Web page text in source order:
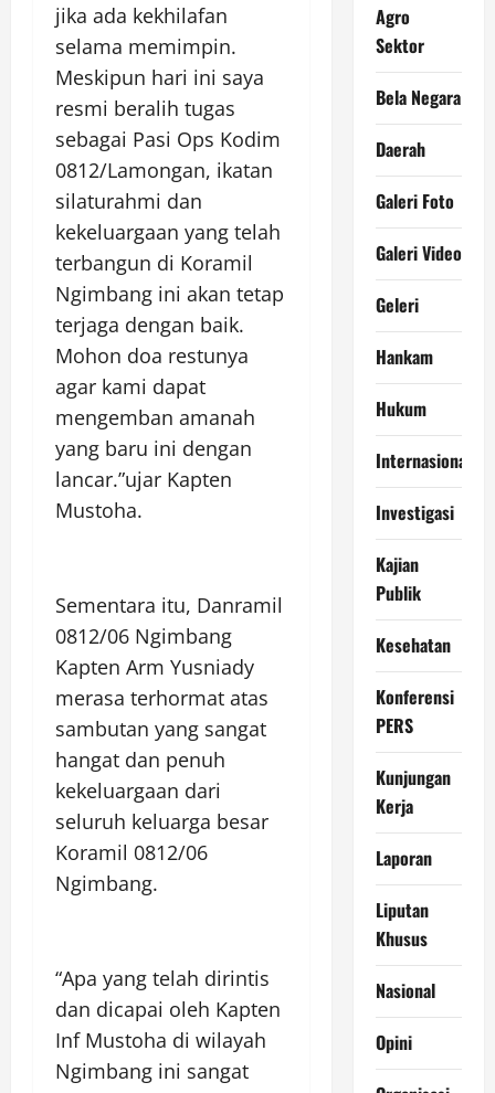
jika ada kekhilafan
selama memimpin.
Meskipun hari ini saya
resmi beralih tugas
sebagai Pasi Ops Kodim
0812/Lamongan, ikatan
silaturahmi dan
kekeluargaan yang telah
terbangun di Koramil
Ngimbang ini akan tetap
terjaga dengan baik.
Mohon doa restunya
agar kami dapat
mengemban amanah
yang baru ini dengan
lancar.”ujar Kapten
Mustoha.
Sementara itu, Danramil
0812/06 Ngimbang
Kapten Arm Yusniady
merasa terhormat atas
sambutan yang sangat
hangat dan penuh
kekeluargaan dari
seluruh keluarga besar
Koramil 0812/06
Ngimbang.
“Apa yang telah dirintis
dan dicapai oleh Kapten
Inf Mustoha di wilayah
Ngimbang ini sangat
Agro
Sektor
Bela Negara
Daerah
Galeri Foto
Galeri Video
Geleri
Hankam
Hukum
Internasional
Investigasi
Kajian
Publik
Kesehatan
Konferensi
PERS
Kunjungan
Kerja
Laporan
Liputan
Khusus
Nasional
Opini